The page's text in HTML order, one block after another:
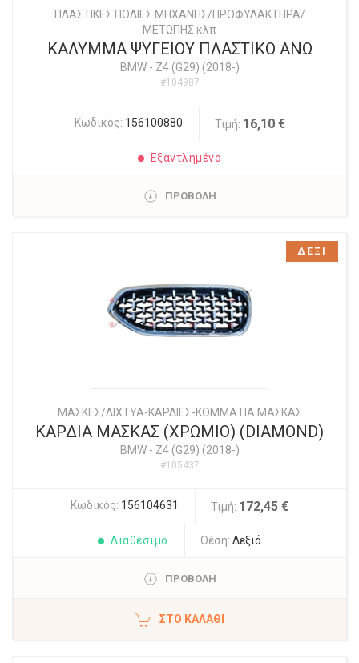
ΠΛΑΣΤΙΚΕΣ ΠΟΔΙΕΣ ΜΗΧΑΝΗΣ/ΠΡΟΦΥΛΑΚΤΗΡΑ/
ΜΕΤΩΠΗΣ κλπ
ΚΑΛΥΜΜΑ ΨΥΓΕΙΟΥ ΠΛΑΣΤΙΚΟ ΑΝΩ
BMW- Z4 (G29) (2018-)
#104987
Κωδικός: 156100880 Τιμή: 16,10 €
Εξαντλημένο
ΠΡΟΒΟΛΗ
ΜΑΣΚΕΣ/ΔΙΧΤΥΑ-ΚΑΡΔΙΕΣ-ΚΟΜΜΑΤΙΑ ΜΑΣΚΑΣ
ΚΑΡΔΙΑ ΜΑΣΚΑΣ (ΧΡΩΜΙΟ) (DIAMOND)
BMW- Z4 (G29) (2018-)
#105437
Κωδικός: 156104631 Τιμή: 172,45 €
Διαθέσιμο Θέση: Δεξιά
ΠΡΟΒΟΛΗ
ΣΤΟ ΚΑΛΆΘΙ
ΔΕΞΙ